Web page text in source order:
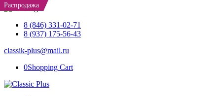
8 (846) 331-02-71
8 (937) 175-56-43
classik-plus@mail.ru
0Shopping Cart
Распродажа
Распродажа
Распродажа